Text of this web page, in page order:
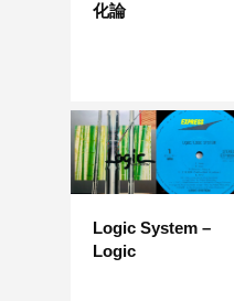
化論
Logic System –
Logic